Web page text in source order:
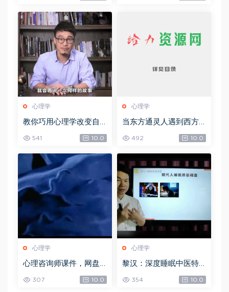
心理学
教你巧用心理学改变自
己的7大习惯，网盘下载
(2.31G)
541 10.0
心理学
当东方通灵人遇到西方
塔罗牌占卜师：心理、
宗教与通灵的20个密契
经验，网盘下载(166.97
M)
492 10.0
心理学
心理咨询师课件，网盘
307 10.0
心理学
黎汉：深度睡眠中医特
效调理术手法视频课 2.5
3 GB，网盘下载(2.53G)
354 10.0